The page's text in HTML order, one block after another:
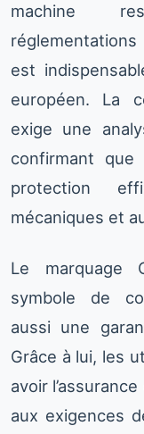
machine
est
européen. La
exige une
confirmant
protection
mécaniques et
Le marquage
symbole de
aussi une
Grâce à lui, les
avoir
aux exigences